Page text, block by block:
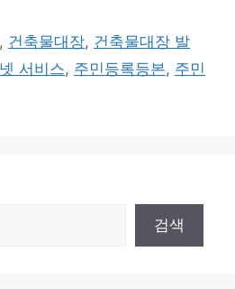
, 건축물대장, 건축물대장 발
서비스, 주민등록등본, 주민
검색